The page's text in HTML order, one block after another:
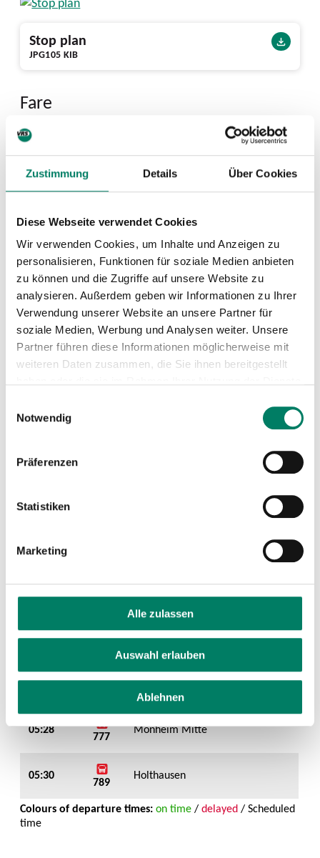
Zustimmung Details Über Cookies
Diese Webseite verwendet Cookies
Wir verwenden Cookies, um Inhalte und Anzeigen zu
personalisieren, Funktionen für soziale Medien anbieten
zu können und die Zugriffe auf unsere Website zu
analysieren. Außerdem geben wir Informationen zu Ihrer
Verwendung unserer Website an unsere Partner für
soziale Medien, Werbung und Analysen weiter. Unsere
Partner führen diese Informationen möglicherweise mit
weiteren Daten zusammen, die Sie ihnen bereitgestellt
Notwendig
Präferenzen
Statistiken
Marketing
Alle zulassen
Auswahl erlauben
Ablehnen
JPG105 KIB
Stop plan
Fare
PDF2 MIB
Rheinlandtarif Tickets and prices
Fare zone map
Next departures from Berghausen
(S)